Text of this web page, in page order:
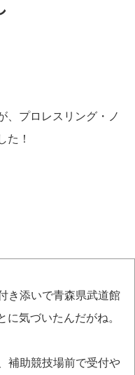
、プロレスリング・ノ
た！
き添いで青森県武道館
気づいたんだがね。
補助競技場前で受付や